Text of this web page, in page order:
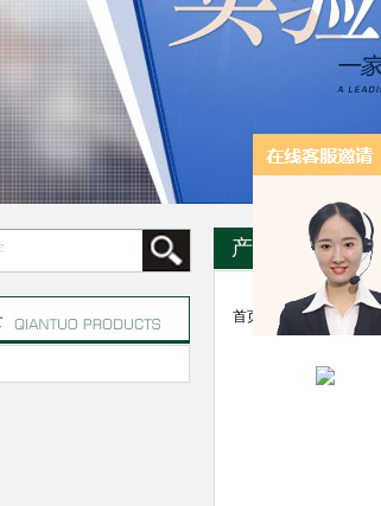
产品列表
首页 >>> 产品中心 >>>